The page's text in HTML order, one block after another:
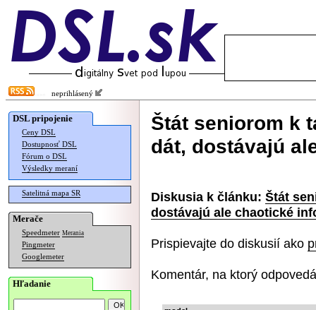
neprihlásený
DSL pripojenie
Ceny DSL
Dostupnosť DSL
Fórum o DSL
Výsledky meraní
Satelitná mapa SR
Merače
Speedmeter Merania
Pingmeter
Googlemeter
Hľadanie
Štát seniorom k
dát, dostávajú
Diskusia k článku: Štát
dostávajú ale chaotické
Prispievajte do diskusií ako
Komentár, na ktorý